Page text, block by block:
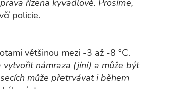
řízena kyvadlově. Prosíme,
policie.
většinou mezi -3 až -8 °C.
vytvořit námraza (jíní) a může být
může přetrvávat i během